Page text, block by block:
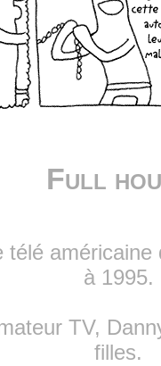
Full
télé
à 1995.
TV,
filles.